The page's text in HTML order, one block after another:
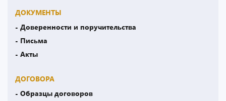
ДОКУМЕНТЫ
- Доверенности и поручительства
- Письма
- Акты
ДОГОВОРА
- Образцы договоров